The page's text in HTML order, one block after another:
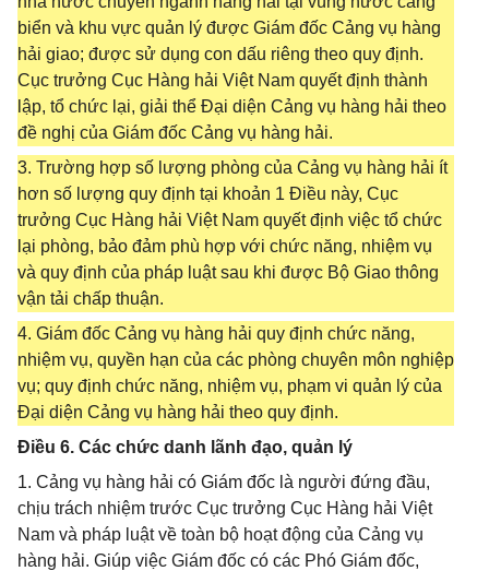
biển và khu vực quản lý được Giám đốc Cảng vụ hàng
hải giao; được sử dụng con dấu riêng theo quy định.
Cục trưởng Cục Hàng hải Việt Nam quyết định thành
lập, tổ chức lại, giải thể Đại diện Cảng vụ hàng hải theo
đề nghị của Giám đốc Cảng vụ hàng hải.
3. Trường hợp số lượng phòng của Cảng vụ hàng hải ít
hơn số lượng quy định tại khoản 1 Điều này, Cục
trưởng Cục Hàng hải Việt Nam quyết định việc tổ chức
lại phòng, bảo đảm phù hợp với chức năng, nhiệm vụ
và quy định của pháp luật sau khi được Bộ Giao thông
vận tải chấp thuận.
4. Giám đốc Cảng vụ hàng hải quy định chức năng,
nhiệm vụ, quyền hạn của các phòng chuyên môn nghiệp
vụ; quy định chức năng, nhiệm vụ, phạm vi quản lý của
Đại diện Cảng vụ hàng hải theo quy định.
Điều 6. Các chức danh lãnh đạo, quản lý
1. Cảng vụ hàng hải có Giám đốc là người đứng đầu,
chịu trách nhiệm trước Cục trưởng Cục Hàng hải Việt
Nam và pháp luật về toàn bộ hoạt động của Cảng vụ
hàng hải. Giúp việc Giám đốc có các Phó Giám đốc,